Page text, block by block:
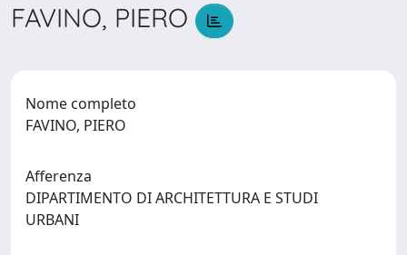
FAVINO, PIERO
Nome completo
FAVINO, PIERO
Afferenza
DIPARTIMENTO DI ARCHITETTURA E STUDI
URBANI